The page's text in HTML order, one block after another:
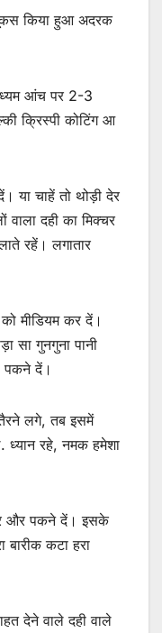
किया हुआ अदरक
आंच पर 2-3
क्रिस्पी कोटिंग आ
या चाहें तो थोड़ी देर
दही का मिक्चर
रहें। लगातार
मीडियम कर दें।
सा गुनगुना पानी
पकने दें।
लगे, तब इसमें
ध्यान रहे, नमक हमेशा
और पकने दें। इसके
कटा हरा
देने वाले दही वाले